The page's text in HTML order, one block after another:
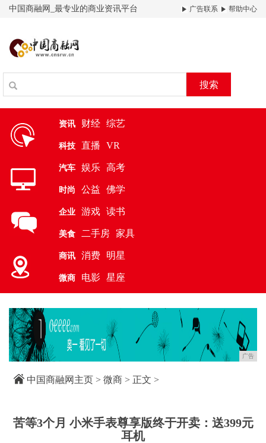
中国商融网_最专业的商业资讯平台 广告联系 帮助中心
搜索
资讯 财经 综艺
科技 直播 VR
汽车 娱乐 高考
时尚 公益 佛学
企业 游戏 读书
美食 二手房 家具
商讯 消费 明星
微商 电影 星座
广告
中国商融网主页 > 微商 > 正文 >
苦等3个月 小米手表尊享版终于开卖：送399元
耳机